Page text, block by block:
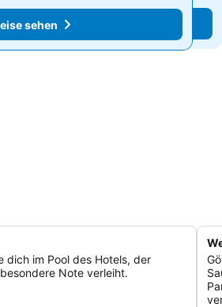
Preise sehen
sehen
dich im Pool des Hotels, der
Note verleiht.